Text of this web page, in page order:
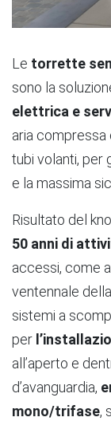
Le torrette
sono la
elettrica e
aria compressa
tubi volanti, per
e la massima
Risultato del
50 anni di
accessi, come
ventennale
sistemi a
per
all’aperto e
d’avanguardia,
mono/trifase,